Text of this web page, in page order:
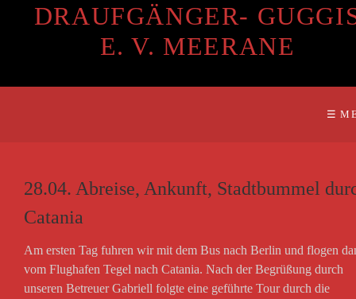
DRAUFGÄNGER-
E. V. MEERANE
☰
28.04. Abreise, Ankunft, Stadtbummel
Catania
Am ersten Tag fuhren wir mit dem Bus nach Berlin und flogen
vom Flughafen Tegel nach Catania. Nach der Begrüßung durch
unseren Betreuer Gabriell folgte eine geführte Tour durch die